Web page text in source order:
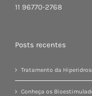
11 96770-2768
Posts recentes
Tratamento da
Conheça os